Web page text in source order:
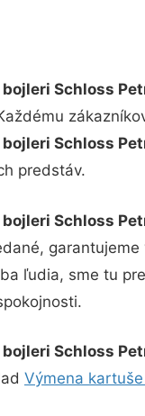
Schloss
Schloss
predstáv.
Schloss
ľudia, sme tu
Schloss
Výmena